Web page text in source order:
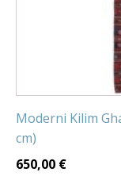
Moderni Kilim
cm)
650,00 €